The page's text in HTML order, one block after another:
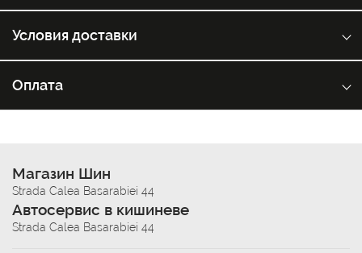
Условия доставки
Оплата
Магазин Шин
Strada Calea Basarabiei 44
Автосервис в кишиневе
Strada Calea Basarabiei 44